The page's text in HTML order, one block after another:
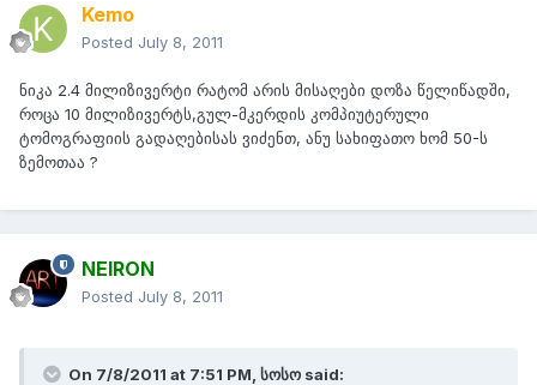
Kemo
Posted July 8, 2011
ნიკა 2.4 მილიზივერტი რატომ არის მისაღები დოზა წელიწადში,
როცა 10 მილიზივერტს,გულ-მკერდის კომპიუტერული
ტომოგრაფიის გადაღებისას ვიძენთ, ანუ სახიფათო ხომ 50-ს
ზემოთაა ?
NEIRON
Posted July 8, 2011
On 7/8/2011 at 7:51 PM, სოსო said: